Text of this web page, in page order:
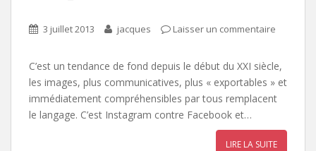
3 juillet 2013 jacques Laisser un commentaire
C’est un tendance de fond depuis le début du XXI siècle,
les images, plus communicatives, plus « exportables » et
immédiatement compréhensibles par tous remplacent
le langage. C’est Instagram contre Facebook et…
LIRE LA SUITE